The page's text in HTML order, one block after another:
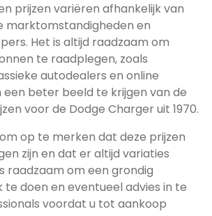
prijzen variëren afhankelijk van
marktomstandigheden en
Het is altijd raadzaam om
te raadplegen, zoals
autodealers en online
beter beeld te krijgen van de
voor de Dodge Charger uit 1970.
op te merken dat deze prijzen
zijn en dat er altijd variaties
raadzaam om een grondig
doen en eventueel advies in te
voordat u tot aankoop